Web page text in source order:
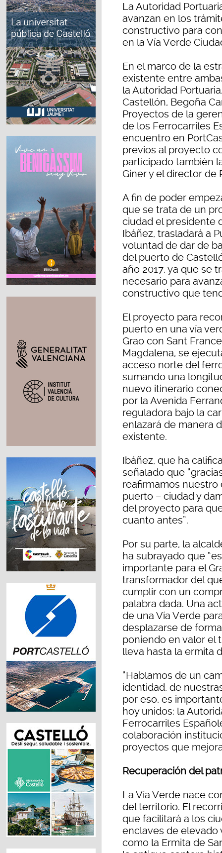
La Autoridad
avanzan en los
constructivo para
en la Vía Verde
En el marco de la
existente entre
la Autoridad
Castellón, Begoña
Proyectos de la
de los Ferrocarriles
encuentro en
previos al proyecto
participado también
Giner y el director de
A fin de poder
que se trata de un
ciudad el presidente
Ibáñez, trasladará a
voluntad de dar de
del puerto de
año 2017, ya que se
necesario para
constructivo que
El proyecto para
puerto en una vía
Grao con Sant
Magdalena, se
acceso norte del
sumando una
nuevo itinerario
por la Avenida
reguladora bajo la
enlazará de manera
existente.
Ibáñez, que ha
señalado que
reafirmamos
puerto – ciudad y
del proyecto para
cuanto antes”.
Por su parte, la
ha subrayado que
importante para el
transformador del
cumplir con un
palabra dada. Una
de una Vía Verde
desplazarse de
poniendo en valor el
lleva hasta la ermita
“Hablamos de un
identidad, de
por eso, es
hoy unidos: la
Ferrocarriles
colaboración
proyectos que
Recuperación del
La Vía Verde nace
del territorio. El
que facilitará a los
enclaves de elevado
como la Ermita de